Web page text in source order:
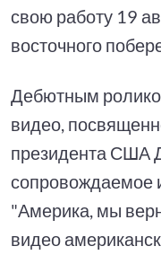
свою работу 19
восточного
Дебютным
видео,
президента США
сопровождаемое
"Америка, мы
видео